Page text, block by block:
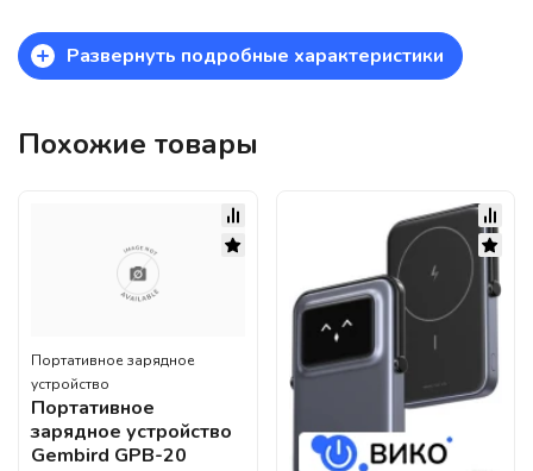
+ Развернуть подробные характеристики
Похожие товары
Портативное зарядное
устройство
Портативное
зарядное устройство
Gembird GPB-20